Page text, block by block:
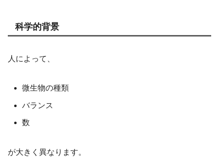
科学的背景
人によって、
微生物の種類
バランス
数
が大きく異なります。